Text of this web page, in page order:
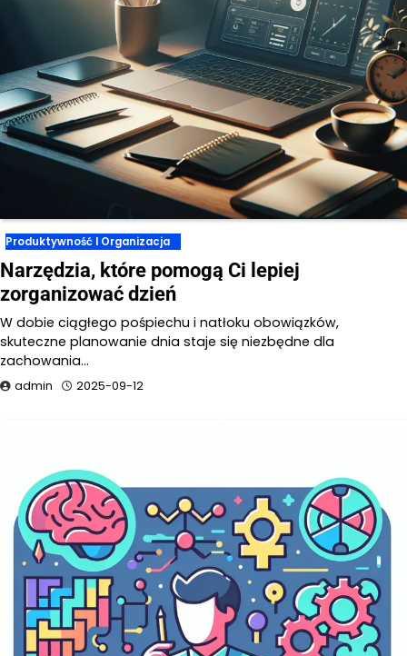
Produktywność I Organizacja
Narzędzia, które pomogą Ci lepiej
zorganizować dzień
W dobie ciągłego pośpiechu i natłoku obowiązków,
skuteczne planowanie dnia staje się niezbędne dla
zachowania…
admin 2025-09-12